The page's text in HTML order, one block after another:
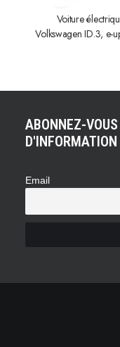
Voiture
Volkswagen ID.3, e-
ABONNEZ-
D'INFORMATION
Email